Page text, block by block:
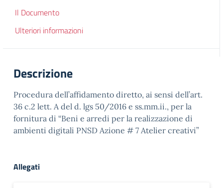
Il Documento
Ulteriori informazioni
Descrizione
Procedura dell’affidamento diretto, ai sensi dell’art.
36 c.2 lett. A del d. lgs 50/2016 e ss.mm.ii., per la
fornitura di “Beni e arredi per la realizzazione di
ambienti digitali PNSD Azione # 7 Atelier creativi”
Allegati